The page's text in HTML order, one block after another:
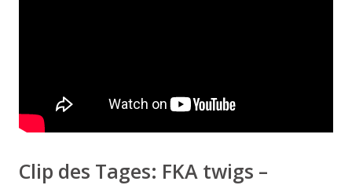
Clip des Tages: FKA twigs –